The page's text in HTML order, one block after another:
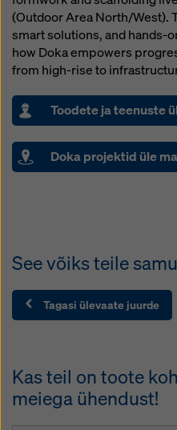
(Outdoor Area North/West).
smart solutions, and hands-
how Doka empowers
from high-rise to
Toodete ja teenuste
Doka projektid üle
See võiks teile
Tagasi ülevaate juurde
Kas teil on toote
meiega ühendust!